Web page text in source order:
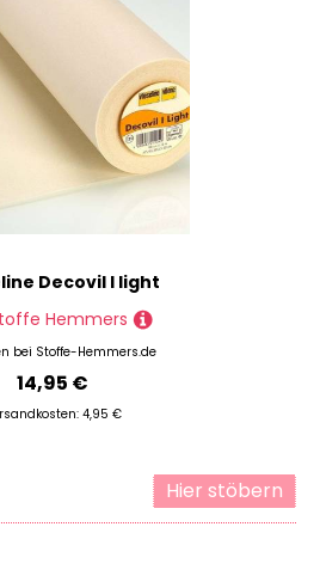
Decovil I light
Hemmers
bei Stoffe-Hemmers.de
14,95 €
4,95 €
Hier stöbern